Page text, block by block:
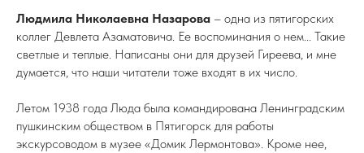
Людмила Николаевна Назарова – одна из пятигорских
коллег Девлета Азаматовича. Ее воспоминания о нем... Такие
светлые и теплые. Написаны они для друзей Гиреева, и мне
думается, что наши читатели тоже входят в их число.
Летом 1938 года Люда была командирована Ленинградским
пушкинским обществом в Пятигорск для работы
экскурсоводом в музее «Домик Лермонтова». Кроме нее,